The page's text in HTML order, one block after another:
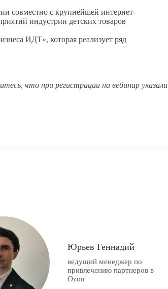
совместно с крупнейшей интернет-
индустрии детских товаров
ИДТ», которая реализует ряд
что при регистрации на вебинар указали
Юрьев Геннадий
ведущий менеджер по
привлечению партнеров в
Ozon